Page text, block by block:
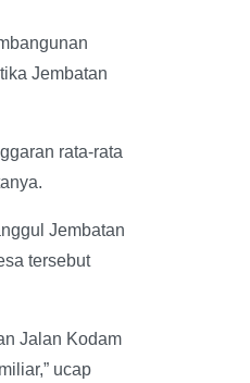
Jembatan
rata-rata
Jembatan
tersebut
Jalan Kodam
ucap